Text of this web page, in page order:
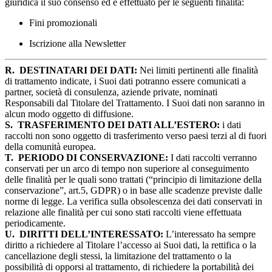
Fini promozionali
Iscrizione alla Newsletter
R. DESTINATARI DEI DATI: Nei limiti pertinenti alle finalità
di trattamento indicate, i Suoi dati potranno essere comunicati a
partner, società di consulenza, aziende private, nominati
Responsabili dal Titolare del Trattamento. I Suoi dati non saranno in
alcun modo oggetto di diffusione.
S. TRASFERIMENTO DEI DATI ALL’ESTERO: i dati
raccolti non sono oggetto di trasferimento verso paesi terzi al di fuori
della comunità europea.
T. PERIODO DI CONSERVAZIONE: I dati raccolti verranno
conservati per un arco di tempo non superiore al conseguimento
delle finalità per le quali sono trattati (“principio di limitazione della
conservazione”, art.5, GDPR) o in base alle scadenze previste dalle
norme di legge. La verifica sulla obsolescenza dei dati conservati in
relazione alle finalità per cui sono stati raccolti viene effettuata
periodicamente.
U. DIRITTI DELL’INTERESSATO: L’interessato ha sempre
diritto a richiedere al Titolare l’accesso ai Suoi dati, la rettifica o la
cancellazione degli stessi, la limitazione del trattamento o la
possibilità di opporsi al trattamento, di richiedere la portabilità dei